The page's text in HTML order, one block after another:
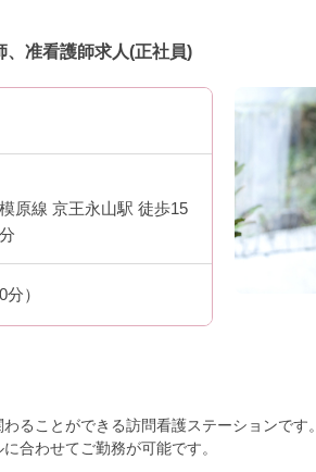
准看護師求人(正社員)
原線 京王永山駅 徒歩15
）
ることができる訪問看護ステーションです。
合わせてご勤務が可能です。